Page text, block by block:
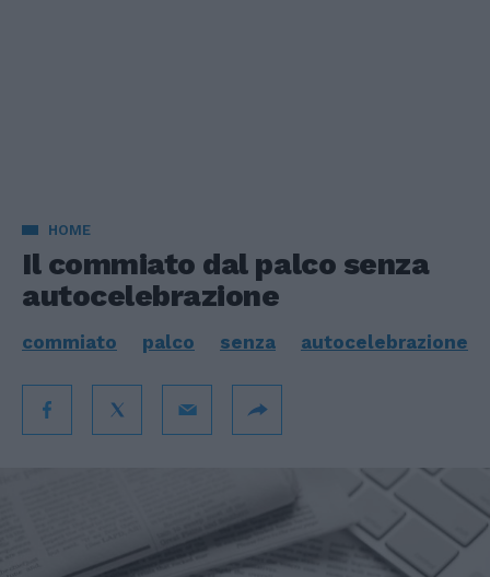
HOME
Il commiato dal palco senza
autocelebrazione
commiato palco senza autocelebrazione